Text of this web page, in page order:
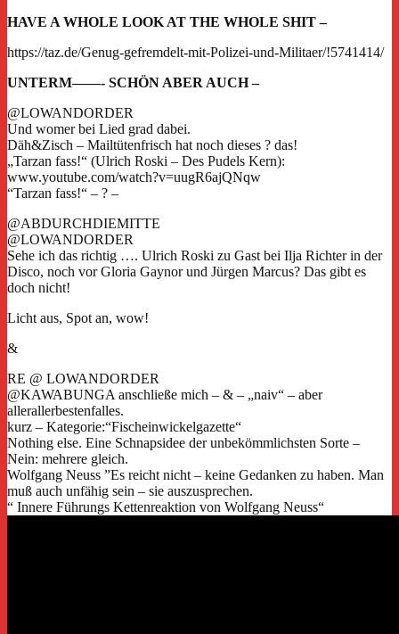
HAVE A WHOLE LOOK AT THE WHOLE SHIT –
https://taz.de/Genug-gefremdelt-mit-Polizei-und-Militaer/!5741414/
UNTERM——- SCHÖN ABER AUCH –
@LOWANDORDER
Und womer bei Lied grad dabei.
Däh&Zisch – Mailtütenfrisch hat noch dieses ? das!
„Tarzan fass!“ (Ulrich Roski – Des Pudels Kern):
www.youtube.com/watch?v=uugR6ajQNqw
“Tarzan fass!“ – ? –
@ABDURCHDIEMITTE
@LOWANDORDER
Sehe ich das richtig …. Ulrich Roski zu Gast bei Ilja Richter in der
Disco, noch vor Gloria Gaynor und Jürgen Marcus? Das gibt es
doch nicht!
Licht aus, Spot an, wow!
&
RE @ LOWANDORDER
@KAWABUNGA anschließe mich – & – „naiv“ – aber
allerallerbestenfalles.
kurz – Kategorie:“Fischeinwickelgazette“
Nothing else. Eine Schnapsidee der unbekömmlichsten Sorte –
Nein: mehrere gleich.
Wolfgang Neuss ”Es reicht nicht – keine Gedanken zu haben. Man
muß auch unfähig sein – sie auszusprechen.
“ Innere Führungs Kettenreaktion von Wolfgang Neuss“